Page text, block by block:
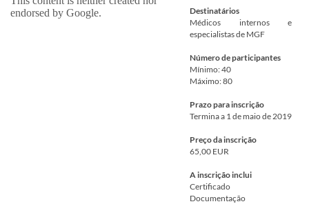
Destinatários
Médicos internos e
especialistas de MGF
Número de participantes
Mínimo: 40
Máximo: 80
Prazo para inscrição
Termina a 1 de maio de 2019
Preço da inscrição
65,00 EUR
A inscrição inclui
Certificado
Documentação